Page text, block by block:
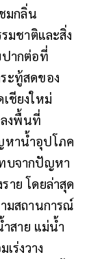
มกลิ่น
มชาติและสิ่ง
ากต่อที่
ะทู้สดของ
ชียงใหม่
ลงพื้นที่
หาน้ำอุปโภค
บจากปัญหา
ย โดยล่าสุด
มสถานการณ์
สาย แม่น้ำ
ร่งวาง